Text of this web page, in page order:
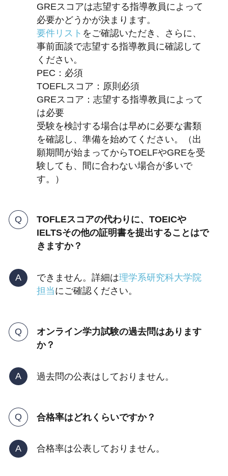
GREスコアは志望する指導教員によって
必要かどうかが決まります。
要件リスト をご確認いただき、さらに、
事前面談で志望する指導教員に確認して
ください。
PEC：必須
TOEFLスコア：原則必須
GREスコア：志望する指導教員によって
は必要
受験を検討する場合は早めに必要な書類
を確認し、準備を始めてください。（出
願期間が始まってからTOELFやGREを受
験しても、間に合わない場合が多いで
す。）
TOFLEスコアの代わりに、TOEICや
IELTSその他の証明書を提出することはで
きますか？
できません。詳細は理学系研究科大学院
担当にご確認ください。
オンライン学力試験の過去問はあります
か？
過去問の公表はしておりません。
合格率はどれくらいですか？
合格率は公表しておりません。